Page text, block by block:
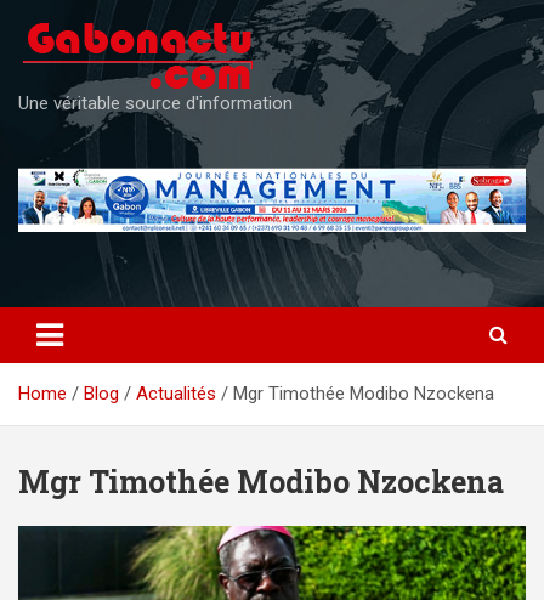
content
Une véritable source d'information
Home Blog Actualités Mgr Timothée Modibo Nzockena
Mgr Timothée Modibo Nzockena